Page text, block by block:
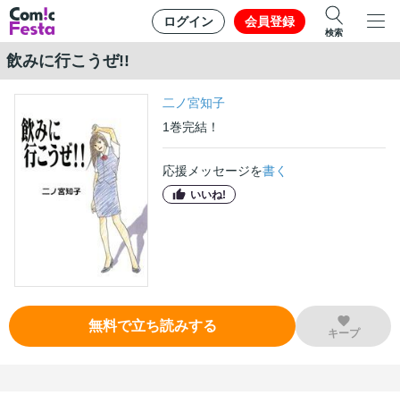
ログイン 会員登録
検索
飲みに行こうぜ!!
二ノ宮知子
1巻完結！
応援メッセージを書く
いいね!
無料で立ち読みする キープ